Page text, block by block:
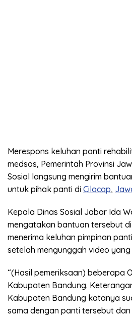
Merespons keluhan panti
medsos, Pemerintah Provinsi
Sosial langsung mengirim
untuk pihak panti di Cilacap,
Kepala Dinas Sosial Jabar Ida
mengatakan bantuan tersebut
menerima keluhan pimpinan
setelah mengunggah video yang
“(Hasil pemeriksaan) beberapa
Kabupaten Bandung.
Kabupaten Bandung katanya
sama dengan panti tersebut